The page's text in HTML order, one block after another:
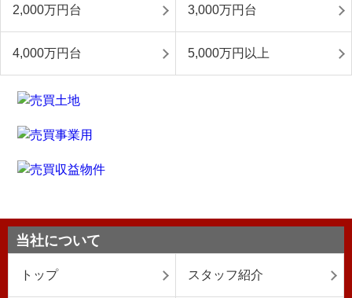
2,000万円台 3,000万円台
4,000万円台 5,000万円以上
当社について
トップ スタッフ紹介